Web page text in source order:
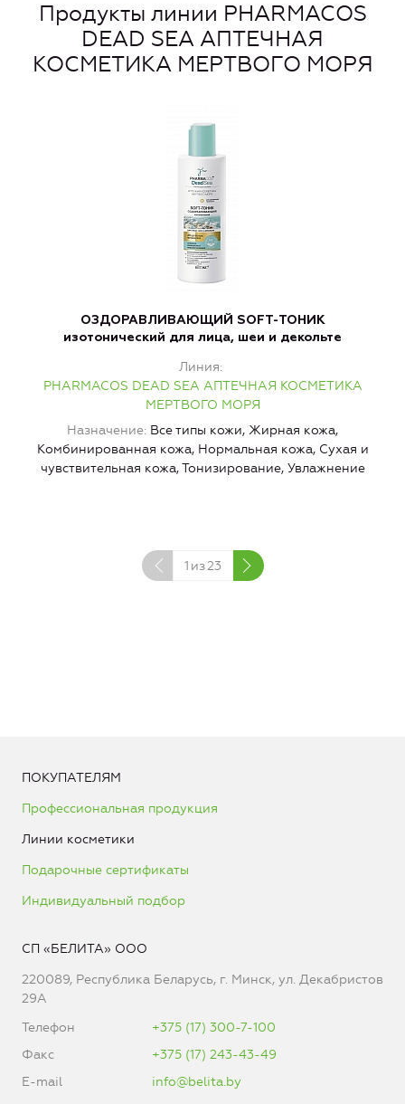
Продукты линии PHARMACOS
DEAD SEA АПТЕЧНАЯ
КОСМЕТИКА МЕРТВОГО МОРЯ
ОЗДОРАВЛИВАЮЩИЙ SOFT-ТОНИК
изотонический для лица, шеи и декольте
Линия
PHARMACOS DEAD SEA АПТЕЧНАЯ КОСМЕТИКА
МЕРТВОГО МОРЯ
Назначение Все типы кожи, Жирная кожа,
Комбинированная кожа, Нормальная кожа, Сухая и
чувствительная кожа, Тонизирование, Увлажнение
1 из23
ПОКУПАТЕЛЯМ
Профессиональная продукция
Линии косметики
Подарочные сертификаты
Индивидуальный подбор
СП «БЕЛИТА» ООО
220089, Республика Беларусь, г. Минск, ул. Декабристов
29А
Телефон
+375 (17) 300-7-100
Факс
+375 (17) 243-43-49
E-mail
info@belita.by